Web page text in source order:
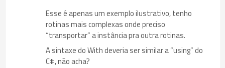
Esse é apenas um exemplo ilustrativo, tenho
rotinas mais complexas onde preciso
“transportar” a instância pra outra rotinas.
A sintaxe do With deveria ser similar a “using” do
C#, não acha?